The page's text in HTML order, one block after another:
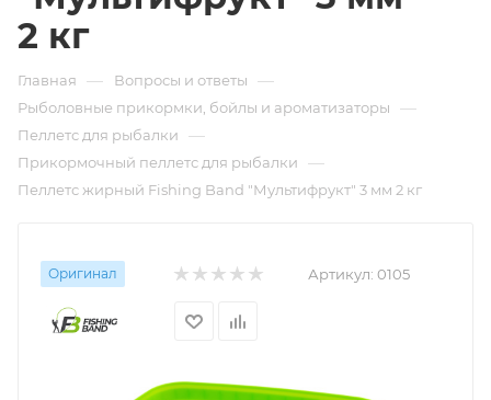
2 кг
Главная — Вопросы и ответы —
Рыболовные прикормки, бойлы и ароматизаторы —
Пеллетс для рыбалки —
Прикормочный пеллетс для рыбалки —
Пеллетс жирный Fishing Band "Мультифрукт" 3 мм 2 кг
Оригинал Артикул: 0105